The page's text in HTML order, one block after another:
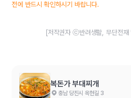
전에 반드시 확인하시기 바랍니다.
[저작권자 ⓒ반려생활, 무단전재
복돈가 부대찌개
충남 당진시 옥현길 3